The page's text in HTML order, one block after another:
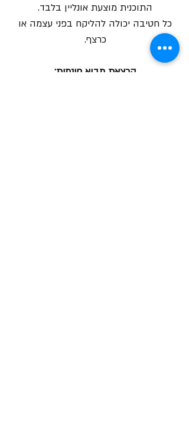
התוכנית מוצעת אונליין בלבד.
כל חטיבה יכולה להליקח בפני עצמה או
כרצף.
הרצאת מבוא חינמית: